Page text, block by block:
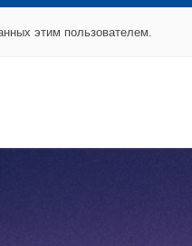
этим пользователем.